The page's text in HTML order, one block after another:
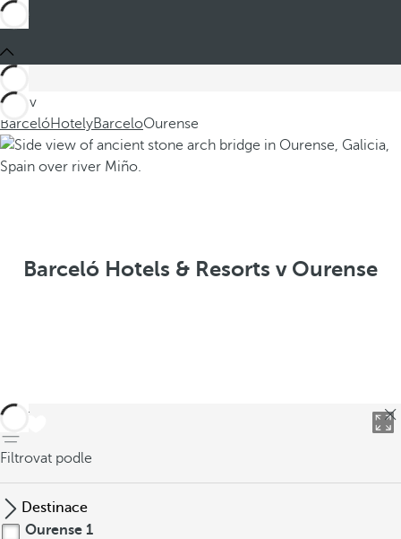
Jste v
BarcelóHotelyBarceloOurense
Barceló Hotels & Resorts v Ourense
Zpět
Filtrovat podle
Destinace
Ourense 1